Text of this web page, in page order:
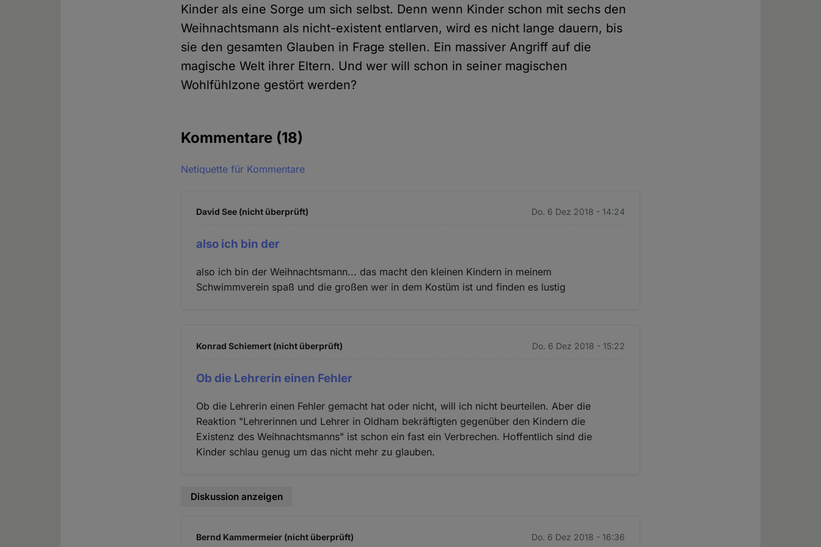
Kinder als eine Sorge um sich selbst. Denn wenn Kinder schon mit sechs den
Weihnachtsmann als nicht-existent entlarven, wird es nicht lange dauern, bis
sie den gesamten Glauben in Frage stellen. Ein massiver Angriff auf die
magische Welt ihrer Eltern. Und wer will schon in seiner magischen
Wohlfühlzone gestört werden?
Kommentare (18)
Netiquette für Kommentare
David See (nicht überprüft) Do. 6 Dez 2018 - 14:24
also ich bin der
also ich bin der Weihnachtsmann... das macht den kleinen Kindern in meinem
Schwimmverein spaß und die großen wer in dem Kostüm ist und finden es lustig
Konrad Schiemert (nicht überprüft) Do. 6 Dez 2018 - 15:22
Ob die Lehrerin einen Fehler
Ob die Lehrerin einen Fehler gemacht hat oder nicht, will ich nicht beurteilen. Aber die
Reaktion "Lehrerinnen und Lehrer in Oldham bekräftigten gegenüber den Kindern die
Existenz des Weihnachtsmanns" ist schon ein fast ein Verbrechen. Hoffentlich sind die
Kinder schlau genug um das nicht mehr zu glauben.
Diskussion anzeigen
Bernd Kammermeier (nicht überprüft) Do. 6 Dez 2018 - 16:36